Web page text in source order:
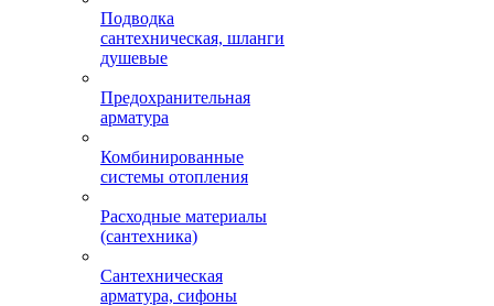
Подводка
сантехническая, шланги
душевые
Предохранительная
арматура
Комбинированные
системы отопления
Расходные материалы
(сантехника)
Сантехническая
арматура, сифоны